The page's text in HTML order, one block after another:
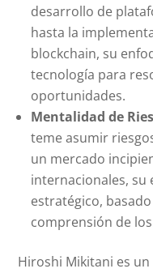
desarrollo de
hasta la
blockchain, su
tecnología para
oportunidades.
Mentalidad de
teme asumir
un mercado
internacionales, su
estratégico,
comprensión de
Hiroshi Mikitani es